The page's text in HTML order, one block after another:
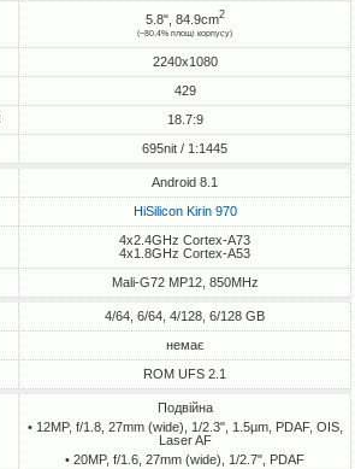
5.8", 84.9cm2
(~80.4% площі корпусу)
2240x1080
429
18.7:9
695nit / 1:1445
Android 8.1
HiSilicon Kirin 970
4x2.4GHz Cortex-A73
4x1.8GHz Cortex-A53
Mali-G72 MP12, 850MHz
4/64, 6/64, 4/128, 6/128 GB
немає
ROM UFS 2.1
Подвійна
• 12MP, f/1.8, 27mm (wide), 1/2.3", 1.5µm, PDAF, OIS,
Laser AF
• 20MP, f/1.6, 27mm (wide), 1/2.7", PDAF